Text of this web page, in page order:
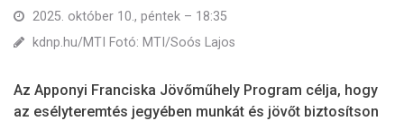
2025. október 10., péntek – 18:35
kdnp.hu/MTI Fotó: MTI/Soós Lajos
Az Apponyi Franciska Jövőműhely Program célja, hogy
az esélyteremtés jegyében munkát és jövőt biztosítson